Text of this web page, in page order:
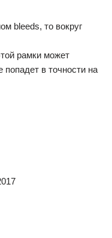
bleeds, то вокруг
рамки может
попадет в точности на